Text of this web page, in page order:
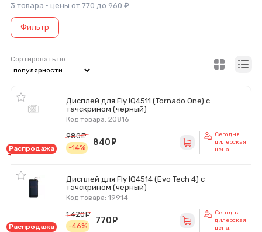
3 товара · цены от 770 до 960 ₽
Фильтр
Сортировать по
Дисплей для Fly IQ4511 (Tornado One) с
тачскрином (черный)
Код товара: 20816
Распродажа
980
-14%
840
Сегодня
дилерская
цена!
Дисплей для Fly IQ4514 (Evo Tech 4) с
тачскрином (черный)
Код товара: 19914
Распродажа
1 420
-46%
770
Сегодня
дилерская
цена!